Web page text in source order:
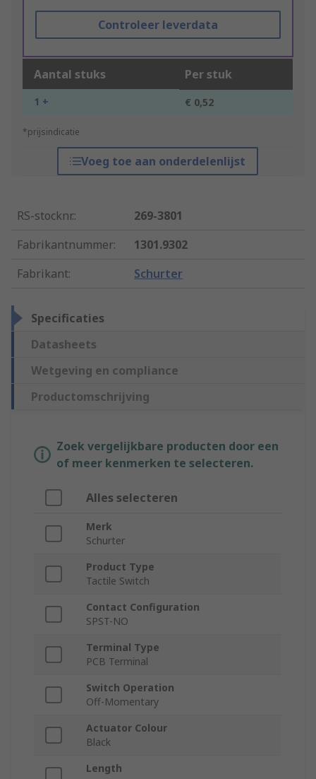
Controleer leverdata
Aantal stuks Per stuk
1 + € 0,52
*prijsindicatie
Voeg toe aan onderdelenlijst
RS-stocknr.:
269-3801
Fabrikantnummer:
1301.9302
Fabrikant: Schurter
Specificaties
Datasheets
Wetgeving en compliance
Productomschrijving
Zoek vergelijkbare producten door een
of meer kenmerken te selecteren.
Alles selecteren
Merk
Schurter
Product Type
Tactile Switch
Contact Configuration
SPST-NO
Terminal Type
PCB Terminal
Switch Operation
Off-Momentary
Actuator Colour
Black
Length